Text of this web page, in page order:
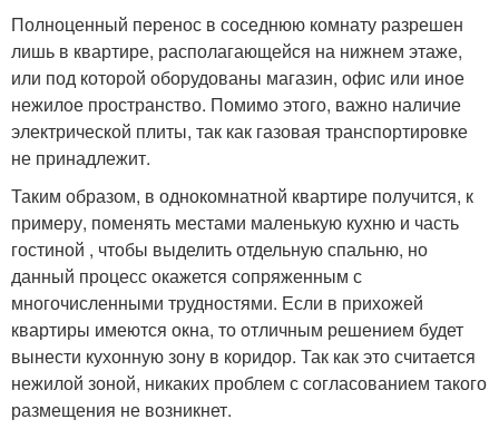
Полноценный перенос в соседнюю комнату разрешен
лишь в квартире, располагающейся на нижнем этаже,
или под которой оборудованы магазин, офис или иное
нежилое пространство. Помимо этого, важно наличие
электрической плиты, так как газовая транспортировке
не принадлежит.
Таким образом, в однокомнатной квартире получится, к
примеру, поменять местами маленькую кухню и часть
гостиной , чтобы выделить отдельную спальню, но
данный процесс окажется сопряженным с
многочисленными трудностями. Если в прихожей
квартиры имеются окна, то отличным решением будет
вынести кухонную зону в коридор. Так как это считается
нежилой зоной, никаких проблем с согласованием такого
размещения не возникнет.